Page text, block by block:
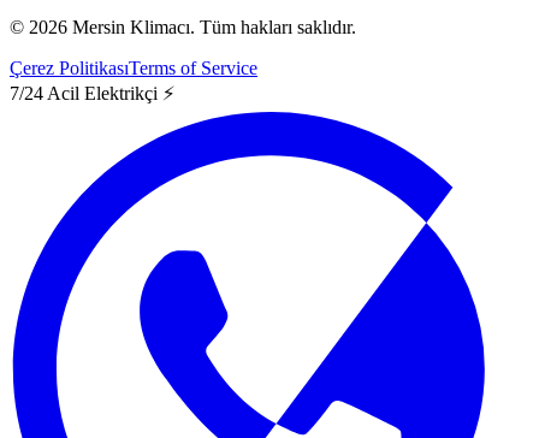
© 2026 Mersin Klimacı. Tüm hakları saklıdır.
Çerez PolitikasıTerms of Service
7/24 Acil Elektrikçi ⚡